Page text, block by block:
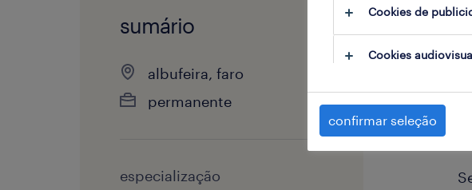
sumário
albufeira, faro
permanente
especialização
Cookies de
Cookies
confirmar seleção